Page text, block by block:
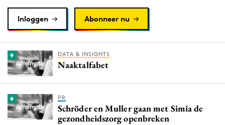
Purpose Marketing
Reputatie & crisis
Inloggen Abonneer nu
DATA & INSIGHTS
Naaktalfabet
PR
Schröder en Muller gaan met Simia de
gezondheidszorg openbreken